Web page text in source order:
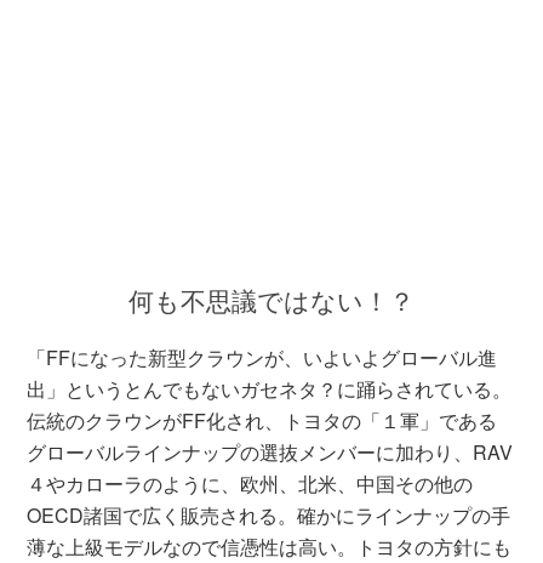
何も不思議ではない！？
「FFになった新型クラウンが、いよいよグローバル進
出」というとんでもないガセネタ？に踊らされている。
伝統のクラウンがFF化され、トヨタの「１軍」である
グローバルラインナップの選抜メンバーに加わり、RAV
４やカローラのように、欧州、北米、中国その他の
OECD諸国で広く販売される。確かにラインナップの手
薄な上級モデルなので信憑性は高い。トヨタの方針にも